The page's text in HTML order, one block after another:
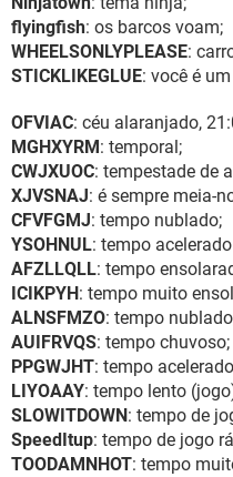
flyingfish: os barcos voam;
WHEELSONLYPLEASE:
STICKLIKEGLUE: você é
OFVIAC: céu alaranjado,
MGHXYRM: temporal;
CWJXUOC: tempestade de
XJVSNAJ: é sempre meia-
CFVFGMJ: tempo nublado;
YSOHNUL: tempo
AFZLLQLL: tempo
ICIKPYH: tempo muito
ALNSFMZO: tempo
AUIFRVQS: tempo chuvoso;
PPGWJHT: tempo
LIYOAAY: tempo lento
SLOWITDOWN: tempo de
SpeedItup: tempo de jogo
TOODAMNHOT: tempo